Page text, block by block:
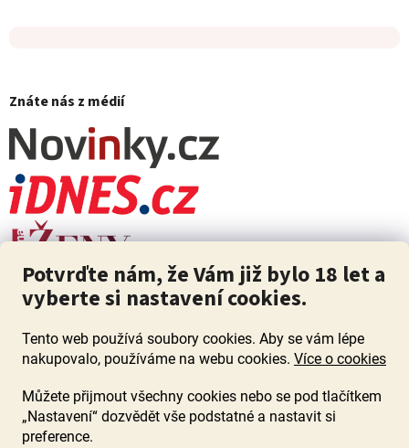
Potvrďte nám, že Vám již bylo 18 let a
vyberte si nastavení cookies.
Tento web používá soubory cookies. Aby se vám lépe
nakupovalo, používáme na webu cookies. Více o cookies
Můžete přijmout všechny cookies nebo se pod tlačítkem
„Nastavení“ dozvědět vše podstatné a nastavit si
preference.
Znáte nás z médií
ZÁKAZ PRODEJE ALKOHOLU OSOBÁM MLADŠÍM 18 LET. Pijte s
mírou i když pijete s Mírou.